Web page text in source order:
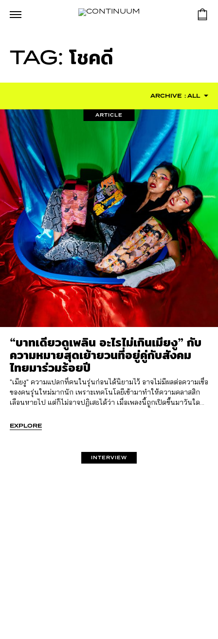
TAG: โชคดี
ARCHIVE : ALL
ARTICLE
“บาทเดียวดูเพลิน อะไรไม่เกินเมียงู” กับ
ความหมายสุดเย้ายวนที่อยู่คู่กับสังคม
ไทยมาร่วมร้อยปี
"เมียงู" ความแปลกที่คนในรุ่นก่อนได้นิยามไว้ อาจไม่มีผลต่อความเชื่อ
ของคนรุ่นใหม่มากนัก เพราะเทคโนโลยีเข้ามาทำให้ความคลาสสิก
เลือนหายไป แต่ก็ไม่อาจปฏิเสธได้ว่า เมื่อเพลงนี้ถูกเปิดขึ้นมาวันใด
EXPLORE
INTERVIEW